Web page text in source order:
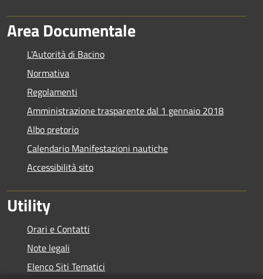
Area Documentale
L'Autorità di Bacino
Normativa
Regolamenti
Amministrazione trasparente dal 1 gennaio 2018
Albo pretorio
Calendario Manifestazioni nautiche
Accessibilità sito
Utility
Orari e Contatti
Note legali
Elenco Siti Tematici